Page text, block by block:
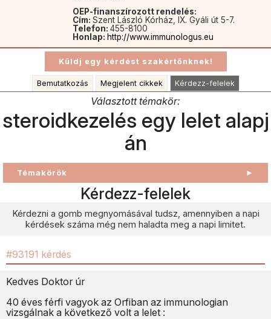
OEP-finanszírozott rendelés:
Cím: Szent László Kórház, IX. Gyáli út 5-7.
Telefon: 455-8100
Honlap: http://www.immunologus.eu
Bemutatkozás Megjelent cikkek Kérdezz-felelek
Választott témakör:
steroidkezelés egy lelet alapj
án
Témakörök ►
Kérdezz-felelek
Kérdezni a gomb megnyomásával tudsz, amennyiben a napi
kérdések száma még nem haladta meg a napi limitet.
#93191 kérdés
Kedves Doktor úr
40 éves férfi vagyok az Orfiban az immunologian
vizsgálnak a következő volt a lelet :